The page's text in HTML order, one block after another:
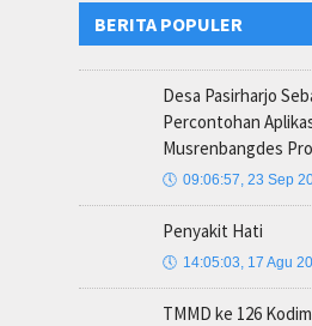
BERITA POPULER
Desa Pasirharjo
Percontohan
Musrenbangdes
🕔 09:06:57, 23 Sep
Penyakit Hati
🕔 14:05:03, 17 Agu
TMMD ke 126